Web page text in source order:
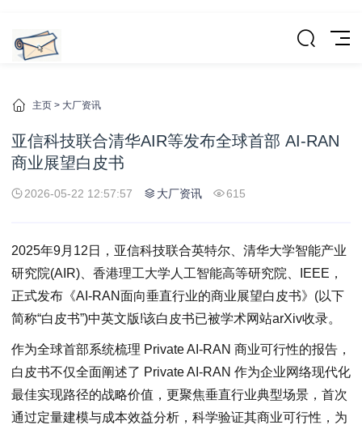
主页 > 大厂资讯
亚信科技联合清华AIR等发布全球首部 AI-RAN
商业展望白皮书
2026-05-22 12:57:57 大厂资讯 615
2025年9月12日，亚信科技联合英特尔、清华大学智能产业
研究院(AIR)、香港理工大学人工智能高等研究院、IEEE，
正式发布《AI-RAN面向垂直行业的商业展望白皮书》(以下
简称“白皮书”)中英文版!该白皮书已被学术网站arXiv收录。
作为全球首部系统梳理 Private AI-RAN 商业可行性的报告，
白皮书不仅全面阐述了 Private AI-RAN 作为企业网络现代化
最佳实现路径的战略价值，更聚焦垂直行业典型场景，首次
通过定量建模与成本效益分析，科学验证其商业可行性，为